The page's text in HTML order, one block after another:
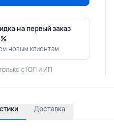
на первый заказ
новым клиентам
с ЮЛ и ИП
Доставка